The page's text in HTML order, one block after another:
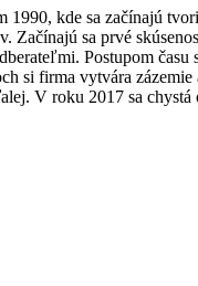
kde sa začínajú
sa prvé
Postupom
firma vytvára
V roku 2017 sa